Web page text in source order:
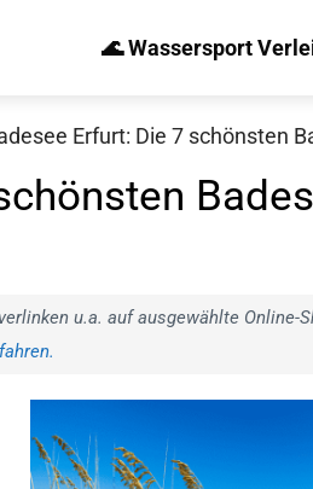
🌊 Wassersport
Erfurt: Die 7 schönsten
u.a. auf ausgewählte Online-